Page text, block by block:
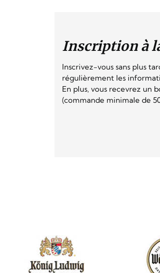
Inscription à
Inscrivez-vous sans plus
régulièrement les
En plus, vous recevrez un
(commande minimale de